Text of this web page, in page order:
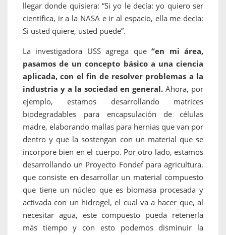
llegar donde quisiera: “Si yo le decía: yo quiero ser
científica, ir a la NASA e ir al espacio, ella me decía:
Si usted quiere, usted puede”.
La investigadora USS agrega que“en mi área,
pasamos de un concepto básico a una ciencia
aplicada, con el fin de resolver problemas a la
industria y a la sociedad en general. Ahora, por
ejemplo, estamos desarrollando matrices
biodegradables para encapsulación de células
madre, elaborando mallas para hernias que van por
dentro y que la sostengan con un material que se
incorpore bien en el cuerpo. Por otro lado, estamos
desarrollando un Proyecto Fondef para agricultura,
que consiste en desarrollar un material compuesto
que tiene un núcleo que es biomasa procesada y
activada con un hidrogel, el cual va a hacer que, al
necesitar agua, este compuesto pueda retenerla
más tiempo y con esto podemos disminuir la